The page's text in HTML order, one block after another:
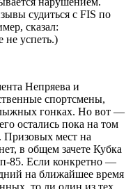
судиться с FIS по
сказал:
не успеть.)
Непряева и
спортсмены,
гонках. Но вот —
остались пока на том
мест на
в общем зачете Кубка
85. Если конкретно —
на ближайшее время
то ли один из тех,